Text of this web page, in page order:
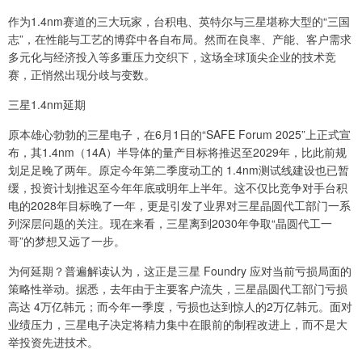
作为1.4nm赛道的三大玩家，台积电、英特尔与三星堪称大型的“三国
志”，在性能与工艺的博弈中各自布局。然而在良率、产能、客户需求
多元化与经济投入等多重压力交织下，这场全球顶尖企业的技术竞
赛，正悄然出现分歧与变数。
三星1.4nm延期
原本雄心勃勃的三星电子，在6月1日的“SAFE Forum 2025”上正式宣
布，其1.4nm（14A）半导体的量产目标将推迟至2029年，比此前规
划足足晚了两年。原定今年第二季度动工的 1.4nm测试线建设也已暂
缓，投资计划推迟至今年年底或明年上半年。这不仅比竞争对手台积
电的2028年目标晚了一年，更是引发了业界对三星晶圆代工部门一系
列深层问题的关注。现在来看，三星离到2030年争取“晶圆代工一
哥”的梦想又远了一步。
为何延期？普遍解读认为，这正是三星 Foundry 应对当前亏损局面的
策略性举动。据悉，去年由于主要客户流失，三星晶圆代工部门亏损
高达 4万亿韩元；而今年一季度，亏损也达到惊人的2万亿韩元。面对
业绩压力，三星电子决定将精力集中在眼前的制程改进上，而不是大
举投资先进技术。